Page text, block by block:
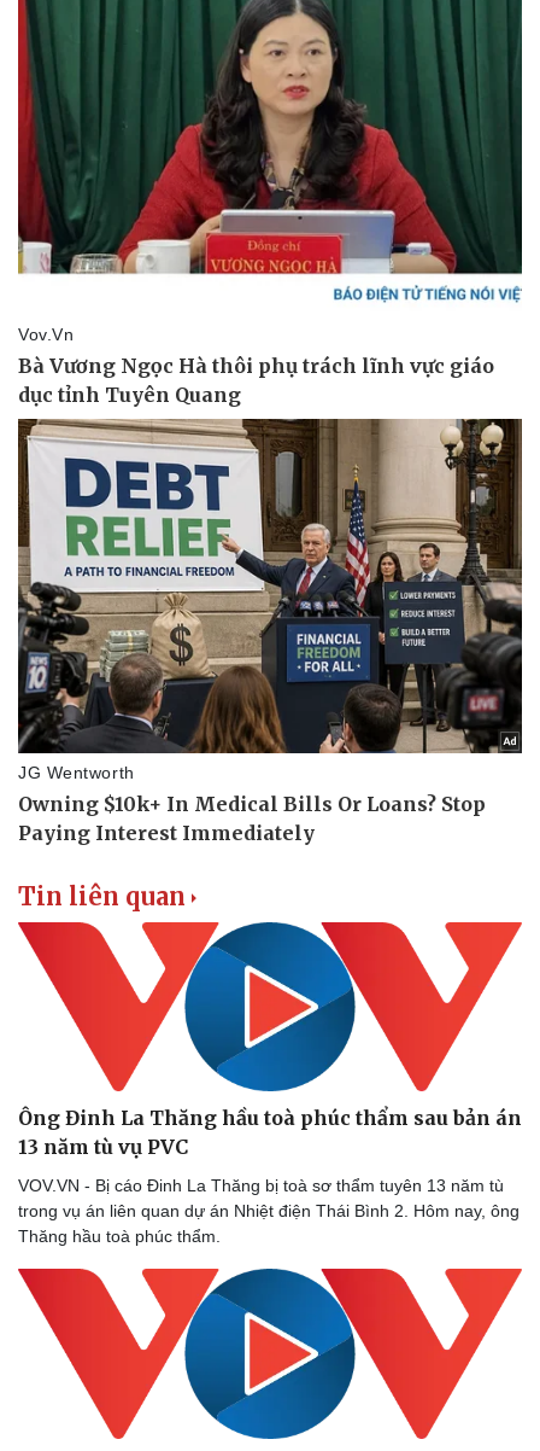
Doanh nghiệp
Thông tin doanh nghiệp
Doanh nghiệp 24h
Doanh nhân
Vì cộng đồng
Công nghệ
Sành điệu
Tin Công nghệ
Trải nghiệm
Chuyển đổi số
Tin liên quan
Ông Đinh La Thăng hầu toà phúc thẩm sau bản án
13 năm tù vụ PVC
VOV.VN - Bị cáo Đinh La Thăng bị toà sơ thẩm tuyên 13 năm tù
trong vụ án liên quan dự án Nhiệt điện Thái Bình 2. Hôm nay, ông
Thăng hầu toà phúc thẩm.